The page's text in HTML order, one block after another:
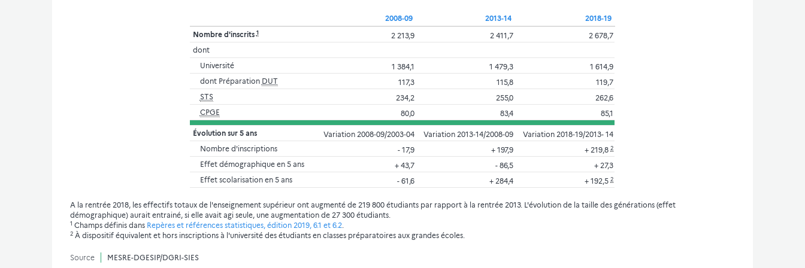
2008‑09 2013‑14
2018‑19
Nombre d'inscrits1 2 213,9 2 411,7
2 678,7
dont
Université
1 384,1 1 479,3
1 614,9
dont Préparation DUT 117,3 115,8
119,7
STS
234,2 255,0
262,6
CPGE
80,0 83,4 85,1
Évolution sur 5 ans Variation 2008‑09/2003‑04 Variation 2013‑14/2008‑09
Variation 2018‑19/2013- 14
Nombre d'inscriptions
- 17,9 + 197,9 + 219,8 2
Effet démographique en 5 ans + 43,7 - 86,5
+ 27,3
Effet scolarisation en 5 ans
- 61,6 + 284,4 + 192,5 2
A la rentrée 2018, les effectifs totaux de l'enseignement supérieur ont augmenté de 219 800 étudiants par rapport à la rentrée 2013. L'évolution de la taille des générations (effet
démographique) aurait entrainé, si elle avait agi seule, une augmentation de 27 300 étudiants.
1 Champs définis dans Repères et références statistiques, édition 2019, 6.1 et 6.2.
2 À dispositif équivalent et hors inscriptions à l'université des étudiants en classes préparatoires aux grandes écoles.
Source MESRE-DGESIP/DGRI-SIES